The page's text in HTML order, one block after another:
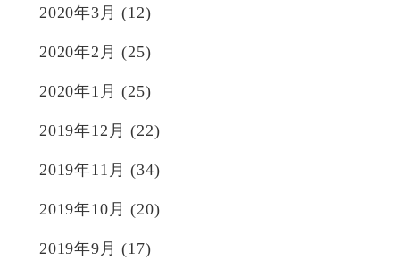
2020年3月 (12)
2020年2月 (25)
2020年1月 (25)
2019年12月 (22)
2019年11月 (34)
2019年10月 (20)
2019年9月 (17)